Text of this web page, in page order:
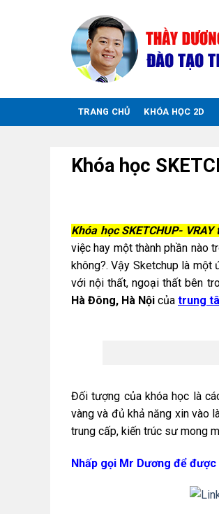
TRANG CHỦ KHÓA HỌC 2D
Khóa học
Khóa học SKETCHUP-
việc hay một thành phần nào
không?. Vậy Sketchup là một
với nội thất, ngoại thất bên
Hà Đông, Hà Nội của trung
Đối tượng của khóa học là
vàng và đủ khả năng xin vào
trung cấp, kiến trúc sư mong
Nhấp gọi Mr Dương để